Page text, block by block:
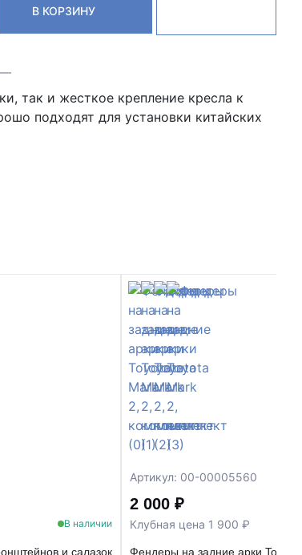
В КОРЗИНУ
так и жесткое крепление кресла к
подходят для установки китайских
В наличии
и салазок
Артикул: 00-00005560
2 000 ₽
Клубная цена 1 900 ₽
Фендеры на задние арки Toyota